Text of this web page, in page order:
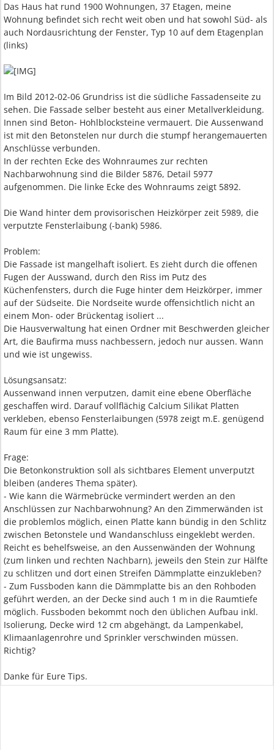
Das Haus hat rund 1900 Wohnungen, 37 Etagen, meine
Wohnung befindet sich recht weit oben und hat sowohl Süd- als
auch Nordausrichtung der Fenster, Typ 10 auf dem Etagenplan
(links)
Im Bild 2012-02-06 Grundriss ist die südliche Fassadenseite zu
sehen. Die Fassade selber besteht aus einer Metallverkleidung.
Innen sind Beton- Hohlblocksteine vermauert. Die Aussenwand
ist mit den Betonstelen nur durch die stumpf herangemauerten
Anschlüsse verbunden.
In der rechten Ecke des Wohnraumes zur rechten
Nachbarwohnung sind die Bilder 5876, Detail 5977
aufgenommen. Die linke Ecke des Wohnraums zeigt 5892.
Die Wand hinter dem provisorischen Heizkörper zeit 5989, die
verputzte Fensterlaibung (-bank) 5986.
Problem:
Die Fassade ist mangelhaft isoliert. Es zieht durch die offenen
Fugen der Ausswand, durch den Riss im Putz des
Küchenfensters, durch die Fuge hinter dem Heizkörper, immer
auf der Südseite. Die Nordseite wurde offensichtlich nicht an
einem Mon- oder Brückentag isoliert ...
Die Hausverwaltung hat einen Ordner mit Beschwerden gleicher
Art, die Baufirma muss nachbessern, jedoch nur aussen. Wann
und wie ist ungewiss.
Lösungsansatz:
Aussenwand innen verputzen, damit eine ebene Oberfläche
geschaffen wird. Darauf vollflächig Calcium Silikat Platten
verkleben, ebenso Fensterlaibungen (5978 zeigt m.E. genügend
Raum für eine 3 mm Platte).
Frage:
Die Betonkonstruktion soll als sichtbares Element unverputzt
bleiben (anderes Thema später).
- Wie kann die Wärmebrücke vermindert werden an den
Anschlüssen zur Nachbarwohnung? An den Zimmerwänden ist
die problemlos möglich, einen Platte kann bündig in den Schlitz
zwischen Betonstele und Wandanschluss eingeklebt werden.
Reicht es behelfsweise, an den Aussenwänden der Wohnung
(zum linken und rechten Nachbarn), jeweils den Stein zur Hälfte
zu schlitzen und dort einen Streifen Dämmplatte einzukleben?
- Zum Fussboden kann die Dämmplatte bis an den Rohboden
geführt werden, an der Decke sind auch 1 m in die Raumtiefe
möglich. Fussboden bekommt noch den üblichen Aufbau inkl.
Isolierung, Decke wird 12 cm abgehängt, da Lampenkabel,
Klimaanlagenrohre und Sprinkler verschwinden müssen.
Richtig?
Danke für Eure Tips.